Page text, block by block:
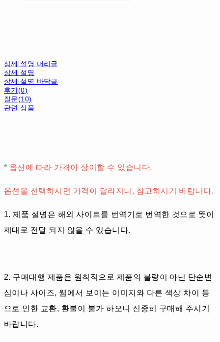
상세 설명 머리글
상세 설명
상세 설명 바닥글
후기(0)
질문(10)
관련 상품
* 옵션에 따라 가격이 상이할 수 있습니다.
옵션을 선택하시면 가격이 달라지니, 참고하시기 바랍니다.
1. 제품 설명은 해외 사이트를 번역기로 번역한 것으로 뜻이
제대로 전달 되지 않을 수 있습니다.
2. 구매대행 제품은 원칙적으로 제품의 불량이 아닌 단순변
심이나 사이즈, 웹에서 보이는 이미지와 다른 색상 차이 등
으로 인한 교환, 환불이 불가 하오니 신중히 구매해 주시기
바랍니다.